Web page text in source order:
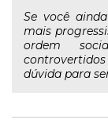
Se você
mais
ordem
dúvida para